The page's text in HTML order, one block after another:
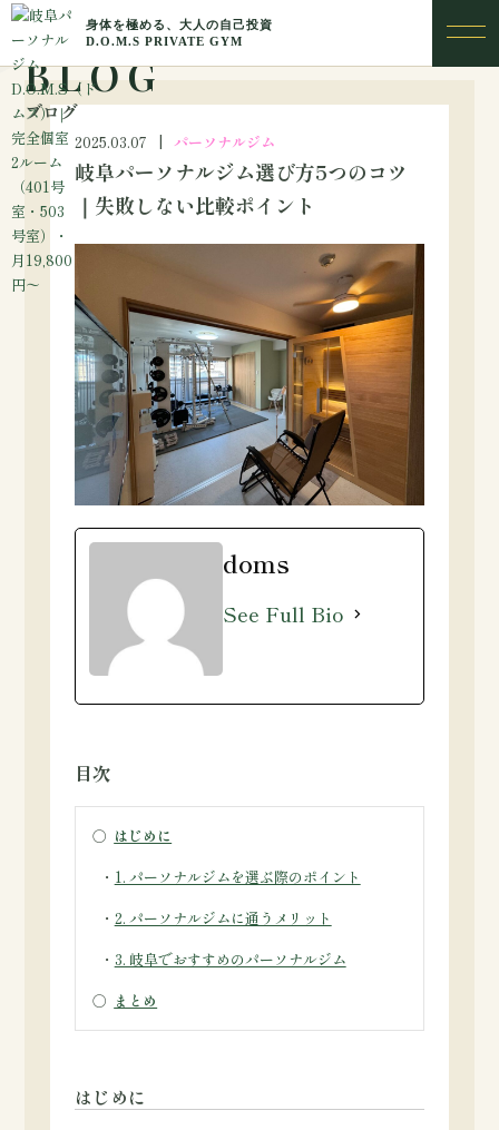
BLOG
ブログ
2025.03.07 パーソナルジム
岐阜パーソナルジム選び方5つのコツ
｜失敗しない比較ポイント
doms
See Full Bio
目次
○ はじめに
・ 1. パーソナルジムを選ぶ際のポイント
・ 2. パーソナルジムに通うメリット
・ 3. 岐阜でおすすめのパーソナルジム
○ まとめ
はじめに